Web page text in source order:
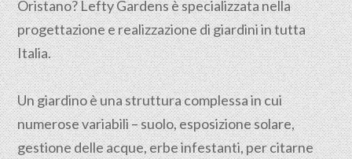
Oristano? Lefty Gardens è specializzata nella
progettazione e realizzazione di giardini in tutta
Italia.
Un giardino è una struttura complessa in cui
numerose variabili – suolo, esposizione solare,
gestione delle acque, erbe infestanti, per citarne